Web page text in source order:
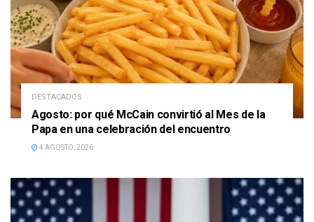
DESTACADOS
Agosto: por qué McCain convirtió al Mes de la
Papa en una celebración del encuentro
4 AGOSTO, 2026